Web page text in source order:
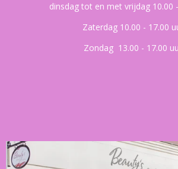
dinsdag tot en met vrijdag 10.00
Zaterdag 10.00 - 17.00
Zondag 13.00 - 17.00